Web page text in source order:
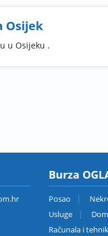
Osijek
u Osijeku .
Burza
Posao
Usluge
Računala i